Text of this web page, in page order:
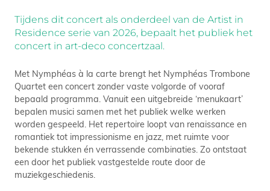
Tijdens dit concert als onderdeel van de Artist in
Residence serie van 2026, bepaalt het publiek het
concert in art-deco concertzaal.
Met Nymphéas à la carte brengt het Nymphéas Trombone
Quartet een concert zonder vaste volgorde of vooraf
bepaald programma. Vanuit een uitgebreide ‘menukaart’
bepalen musici samen met het publiek welke werken
worden gespeeld. Het repertoire loopt van renaissance en
romantiek tot impressionisme en jazz, met ruimte voor
bekende stukken én verrassende combinaties. Zo ontstaat
een door het publiek vastgestelde route door de
muziekgeschiedenis.